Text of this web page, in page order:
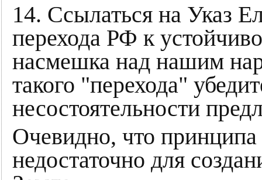
14. Ссылаться на Указ
перехода РФ к
насмешка над нашим
такого "перехода"
несостоятельности
Очевидно, что
недостаточно для